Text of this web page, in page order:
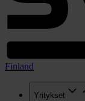
Finland
Yritykset